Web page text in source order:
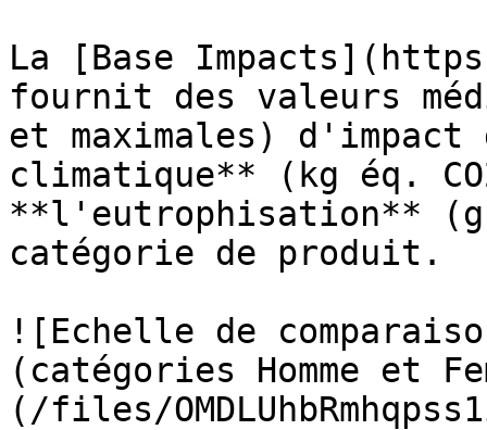
La [Base
fournit des valeurs
et maximales) d'impact
climatique** (kg éq.
**l'eutrophisation** (g
catégorie de produit.
![Echelle de
(catégories Homme et
(/files/